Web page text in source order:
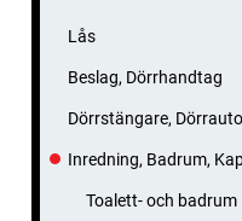
Lås
Beslag, Dörrhandtag
Dörrstängare,
Inredning, Badrum,
Toalett- och badrum